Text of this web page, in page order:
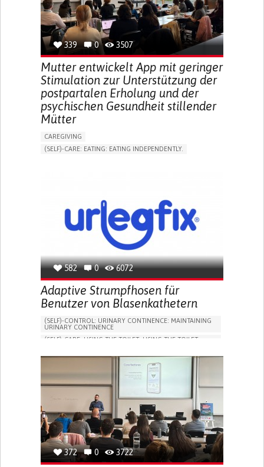
URINARY URGENCY AT NIGHT (NOCTURIA)
TO IMPROVE TREATMENT/THERAPY
PREVENTING (VACCINATION, PROTECTION, FALLS,
RESEARCH/MAPPING)
NEPHROLOGY
SLOVENIA
339 0 3507
Mutter entwickelt App mit geringer
Stimulation zur Unterstützung der
postpartalen Erholung und der
psychischen Gesundheit stillender
Mütter
CAREGIVING
(SELF)-CARE: EATING: EATING INDEPENDENTLY.
CAREGIVING SUPPORT
GYNECOLOGY AND OBSTETRICS
PARENTHOOD SUPPORT
WOMEN'S HEALTH
582 0 6072
Adaptive Strumpfhosen für
Benutzer von Blasenkathetern
(SELF)-CONTROL: URINARY CONTINENCE: MAINTAINING
URINARY CONTINENCE
(SELF)-CARE: USING THE TOILET: USING THE TOILET
VESICAL FISTULA
BODY-WORN SOLUTIONS (CLOTHING, ACCESSORIES,
URGENCY TO URINATE
URINARY INCONTINENCE
URINE LEAKAGE WITH COUGHING OR SNEEZING (STRESS
INCONTINENCE)
PROMOTING SELF-MANAGEMENT
GYNECOLOGY AND OBSTETRICS
UROLOGY
PORTUGAL
372 0 3722